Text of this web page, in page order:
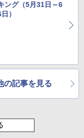
ング（5月31日～6
）
の記事を見る